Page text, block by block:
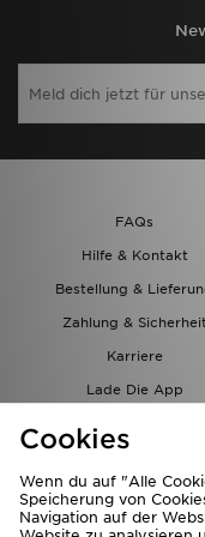
FAQs
Hilfe & Kontakt
Bestellung &
Zahlung & Sicherheit
Karriere
Lade Die App
Cookies
Wenn du auf "Alle
Speicherung von
Navigation auf der